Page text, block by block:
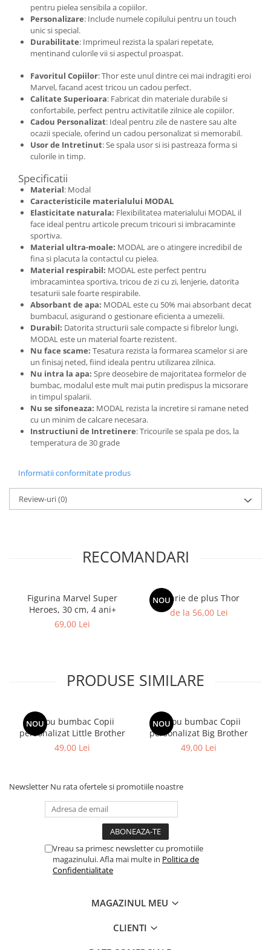
pentru pielea sensibila a copiilor.
Personalizare: Include numele copilului pentru un touch
unic si special.
Durabilitate: Imprimeul rezista la spalari repetate,
mentinand culorile vii si aspectul proaspat.
Favoritul Copiilor: Thor este unul dintre cei mai indragiti eroi
Marvel, facand acest tricou un cadou perfect.
Calitate Superioara: Fabricat din materiale durabile si
confortabile, perfect pentru activitatile zilnice ale copiilor.
Cadou Personalizat: Ideal pentru zile de nastere sau alte
ocazii speciale, oferind un cadou personalizat si memorabil.
Usor de Intretinut: Se spala usor si isi pastreaza forma si
culorile in timp.
Specificatii
Material: Modal
Caracteristicile materialului MODAL
Elasticitate naturala: Flexibilitatea materialului MODAL il
face ideal pentru articole precum tricouri si imbracaminte
sportiva.
Material ultra-moale: MODAL are o atingere incredibil de
fina si placuta la contactul cu pielea.
Material respirabil: MODAL este perfect pentru
imbracamintea sportiva, tricou de zi cu zi, lenjerie, datorita
tesaturii sale foarte respirabile.
Absorbant de apa: MODAL este cu 50% mai absorbant decat
bumbacul, asigurand o gestionare eficienta a umezelii.
Durabil: Datorita structurii sale compacte si fibrelor lungi,
MODAL este un material foarte rezistent.
Nu face scame: Tesatura rezista la formarea scamelor si are
un finisaj neted, fiind ideala pentru utilizarea zilnica.
Nu intra la apa: Spre deosebire de majoritatea formelor de
bumbac, modalul este mult mai putin predispus la micsorare
in timpul spalarii.
Nu se sifoneaza: MODAL rezista la incretire si ramane neted
cu un minim de calcare necesara.
Instructiuni de Intretinere: Tricourile se spala pe dos, la
temperatura de 30 grade
Informatii conformitate produs
Review-uri(0)
RECOMANDARI
Figurina Marvel Super
Heroes, 30 cm, 4 ani+
69,00 Lei
NOU
Jucarie de plus Thor
de la 56,00 Lei
PRODUSE SIMILARE
NOU
Tricou bumbac Copii
personalizat Little Brother
49,00 Lei
NOU
Tricou bumbac Copii
personalizat Big Brother
49,00 Lei
Newsletter Nu rata ofertele si promotiile noastre
Vreau sa primesc newsletter cu promotiile
magazinului. Afla mai multe in Politica de
Confidentialitate
MAGAZINUL MEU
CLIENTI